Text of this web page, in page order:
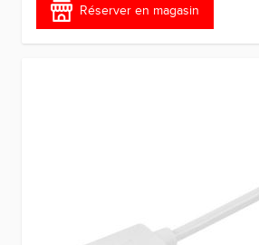
Réserver en magasin